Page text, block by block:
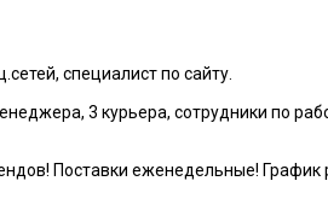
специалист по сайту.
3 курьера, сотрудники по
Поставки еженедельные! График